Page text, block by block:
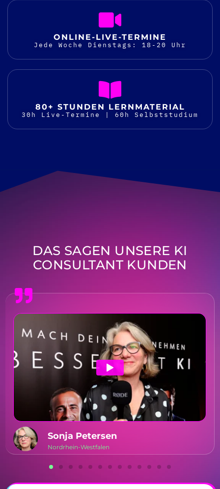
ONLINE-LIVE-TERMINE
Jede Woche Dienstags: 18-20 Uhr
80+ STUNDEN LERNMATERIAL
30h Live-Termine | 60h Selbststudium
DAS SAGEN UNSERE KI
CONSULTANT KUNDEN
Sonja Petersen
Nordrhein-Westfalen